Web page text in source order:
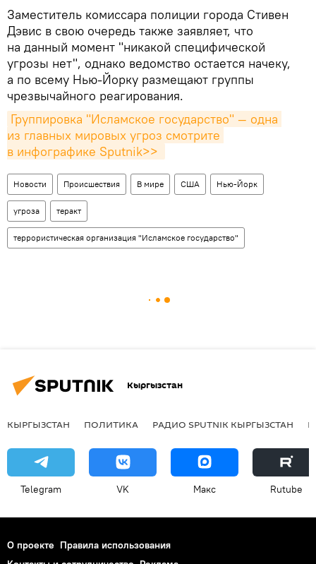
Заместитель комиссара полиции города Стивен
Дэвис в свою очередь также заявляет, что
на данный момент "никакой специфической
угрозы нет", однако ведомство остается начеку,
а по всему Нью-Йорку размещают группы
чрезвычайного реагирования.
Группировка "Исламское государство" — одна
из главных мировых угроз смотрите
в инфографике Sputnik>>
Новости Происшествия В мире США Нью-Йорк
угроза теракт
террористическая организация "Исламское государство"
Кыргызстан
КЫРГЫЗСТАН ПОЛИТИКА РАДИО SPUTNIK КЫРГЫЗСТАН
Telegram VK Макс Rutube
О проекте Правила использования